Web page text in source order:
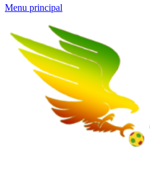
Menu principal